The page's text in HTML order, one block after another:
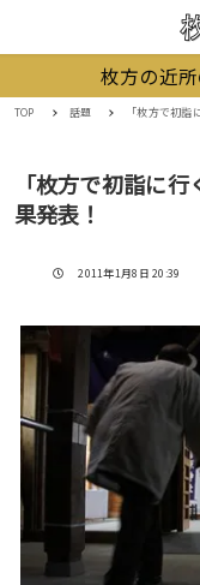
枚方の近
TOP 話題 「枚方で初
「枚方で初詣に
果発表！
投稿日
2011年1月8日 20:39